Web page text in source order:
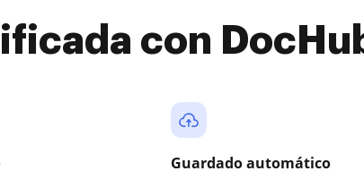
con
Guardado automático